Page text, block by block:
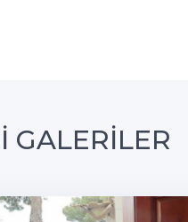
GALERİLER